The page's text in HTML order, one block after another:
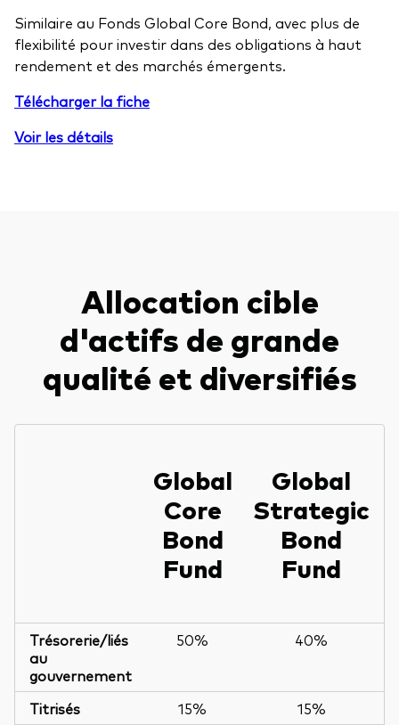
Similaire au Fonds Global Core Bond, avec plus de
flexibilité pour investir dans des obligations à haut
rendement et des marchés émergents.
Télécharger la fiche
Voir les détails
Allocation cible
d'actifs de grande
qualité et diversifiés
Global
Core
Bond
Fund
Global
Strategic
Bond
Fund
Trésorerie/liés
au
gouvernement
50% 40%
Titrisés 15% 15%